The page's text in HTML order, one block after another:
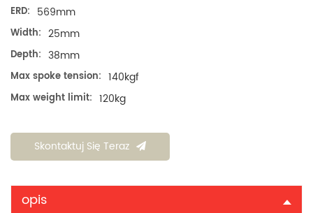
ERD: 569mm
Width: 25mm
Depth: 38mm
Max spoke tension: 140kgf
Max weight limit: 120kg
Skontaktuj Się Teraz
opis